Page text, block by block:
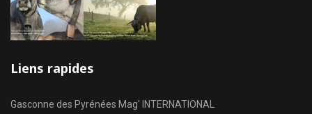
Liens rapides
Gasconne des Pyrénées Mag' INTERNATIONAL